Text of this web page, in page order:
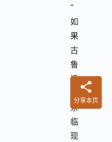
“
如
果
古
鲁
没
亲
临
现
分享本页